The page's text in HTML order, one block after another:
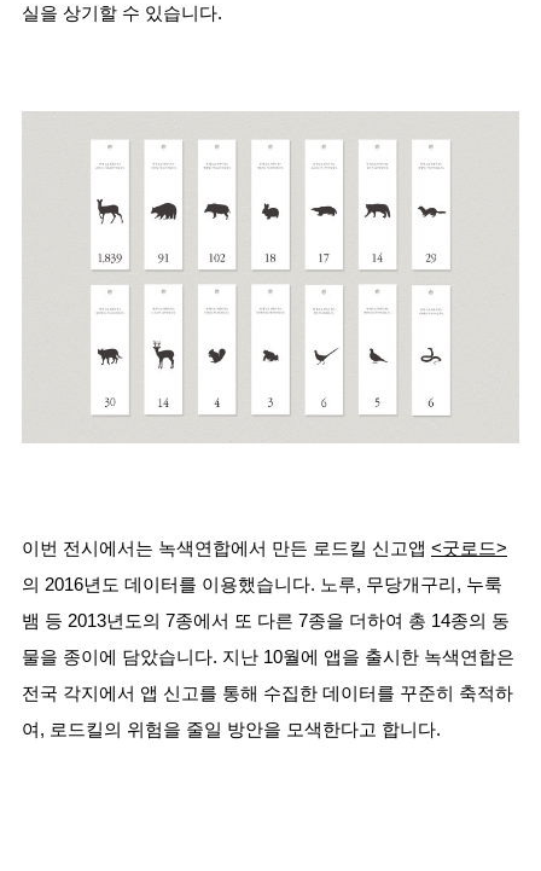
실을 상기할 수 있습니다.
이번 전시에서는 녹색연합에서 만든 로드킬 신고앱 <굿로드>
의 2016년도 데이터를 이용했습니다. 노루, 무당개구리, 누룩
뱀 등 2013년도의 7종에서 또 다른 7종을 더하여 총 14종의 동
물을 종이에 담았습니다. 지난 10월에 앱을 출시한 녹색연합은
전국 각지에서 앱 신고를 통해 수집한 데이터를 꾸준히 축적하
여, 로드킬의 위험을 줄일 방안을 모색한다고 합니다.